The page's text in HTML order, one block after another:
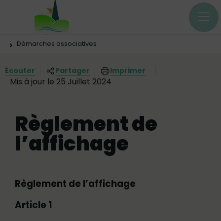
Panneau de gestion des cookies
Menu principal
Vous êtes ici:
Démarches associatives
Écouter Partager Imprimer
Mis à jour le 25 Juillet 2024
Règlement de
l’affichage
Règlement de l’affichage
Article 1